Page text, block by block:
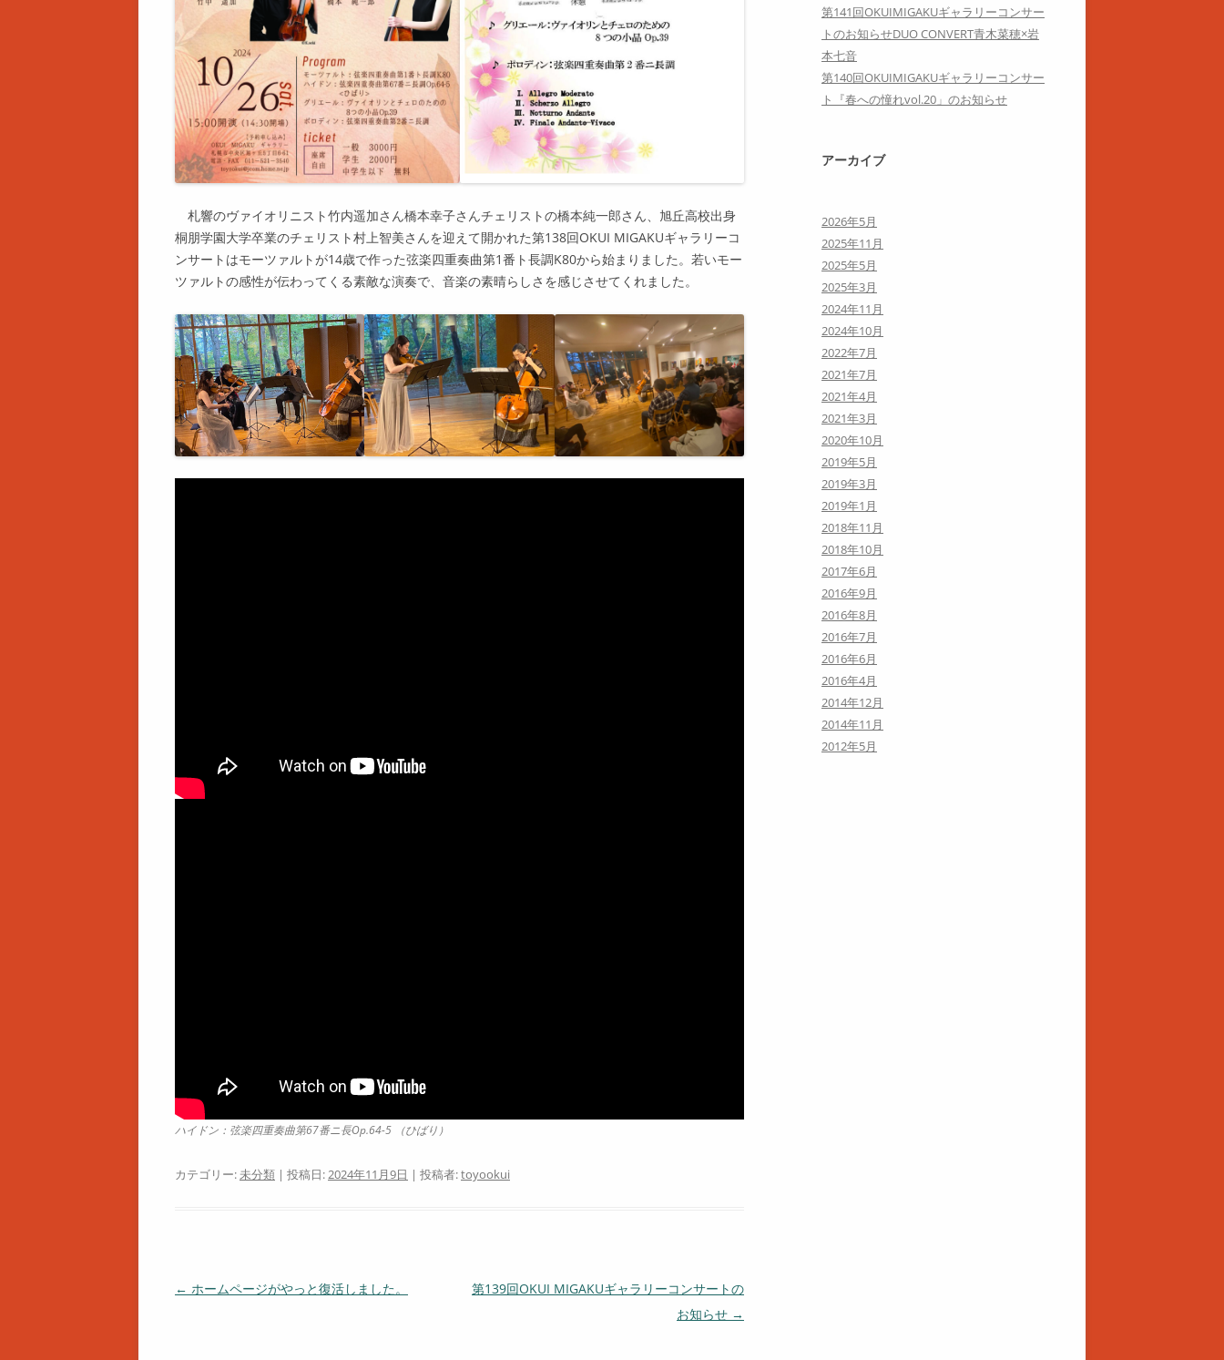
札響のヴァイオリニスト竹内遥加さん橋本幸子さんチェリストの橋本純一郎さん、旭丘高校出身
桐朋学園大学卒業のチェリスト村上智美さんを迎えて開かれた第138回OKUI MIGAKUギャラリーコ
ンサートはモーツァルトが14歳で作った弦楽四重奏曲第1番ト長調K80から始まりました。若いモー
ツァルトの感性が伝わってくる素敵な演奏で、音楽の素晴らしさを感じさせてくれました。
ハイドン：弦楽四重奏曲第67番ニ長Op.64-5 （ひばり）
カテゴリー: 未分類 | 投稿日: 2024年11月9日 | 投稿者:toyookui
投
← ホームページがやっと復活しました。
第139回OKUI MIGAKUギャラリーコンサートの
お知らせ →
第141回OKUIMIGAKUギャラリーコンサー
トのお知らせDUO CONVERT青木菜穂×岩
本七音
第140回OKUIMIGAKUギャラリーコンサー
ト『春への憧れvol.20」のお知らせ
アーカイブ
2026年5月
2025年11月
2025年5月
2025年3月
2024年11月
2024年10月
2022年7月
2021年7月
2021年4月
2021年3月
2020年10月
2019年5月
2019年3月
2019年1月
2018年11月
2018年10月
2017年6月
2016年9月
2016年8月
2016年7月
2016年6月
2016年4月
2014年12月
2014年11月
2012年5月